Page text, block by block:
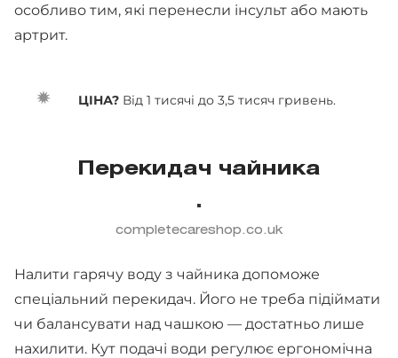
особливо тим, які перенесли інсульт або мають
артрит.
ЦІНА? Від 1 тисячі до 3,5 тисяч гривень.
Перекидач чайника
completecareshop.co.uk
Налити гарячу воду з чайника допоможе
спеціальний перекидач. Його не треба підіймати
чи балансувати над чашкою — достатньо лише
нахилити. Кут подачі води регулює ергономічна